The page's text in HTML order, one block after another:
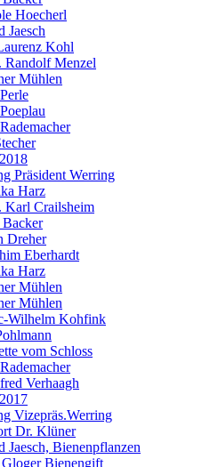
Hoecherl
Jaesch
Kohl
Randolf Menzel
Mühlen
Präsident Werring
Harz
Karl Crailsheim
Dreher
Eberhardt
Harz
Mühlen
Mühlen
Wilhelm Kohfink
vom Schloss
Verhaagh
Vizepräs.Werring
Dr. Klüner
Jaesch, Bienenpflanzen
Bienengift